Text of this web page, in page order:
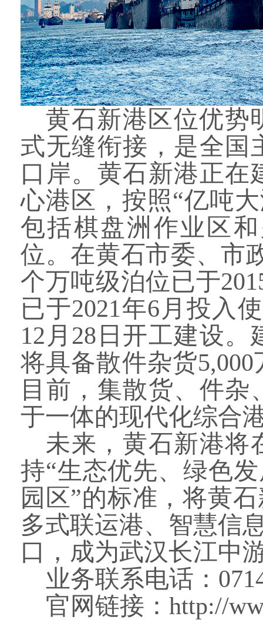
黄石新港区位优势
式无缝衔接，是全国
口岸。黄石新港正在
心港区，按照“亿吨
包括棋盘洲作业区
位。在黄石市委、市
个万吨级泊位已于
已于2021年6月投入
12月28日开工建设。
将具备散件杂货5,
目前，集散货、件
于一体的现代化综合
未来，黄石新港将
持“生态优先、绿色
园区”的标准，将黄
多式联运港、智慧信
口，成为武汉长江中
业务联系电话：
官网链接： http://